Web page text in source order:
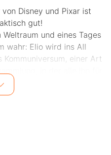
Disney und Pixar ist
gut!
und eines Tages
wahr: Elio wird ins All
Kommuniversum, einer Art
Blöd nur, dass Elio null
verspricht, eine